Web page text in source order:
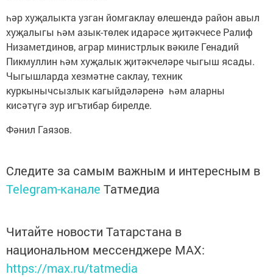
һәр хуҗалыкта узган йомгаклау өлешендә район авыл
хуҗалыгы һәм азык-төлек идарәсе җитәкчесе Ралиф
Низаметдинов, аграр министрлык вәкиле Генадий
Пикмуллин һәм хуҗалык җитәкчеләре чыгыш ясады.
Чыгышларда хезмәтне саклау, техник
куркынычсызлык кагыйдәләренә һәм аларны
кисәтүгә зур игътибар бирелде.
Фәнил Гаязов.
Следите за самым важным и интересным в
Telegram-канале Татмедиа
Читайте новости Татарстана в
национальном мессенджере MАХ:
https://max.ru/tatmedia